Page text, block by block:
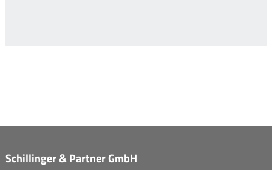
Schillinger & Partner GmbH